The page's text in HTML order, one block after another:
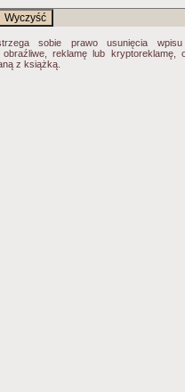
sobie prawo usunięcia
obraźliwe, reklamę lub kryptoreklamę,
z książką.